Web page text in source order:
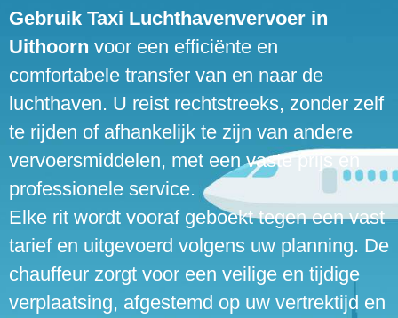
Gebruik Taxi Luchthavenvervoer in
Uithoorn voor een efficiënte en
comfortabele transfer van en naar de
luchthaven. U reist rechtstreeks, zonder zelf
te rijden of afhankelijk te zijn van andere
vervoersmiddelen, met een vaste prijs en
professionele service.
Elke rit wordt vooraf geboekt tegen een vast
tarief en uitgevoerd volgens uw planning. De
chauffeur zorgt voor een veilige en tijdige
verplaatsing, afgestemd op uw vertrektijd en